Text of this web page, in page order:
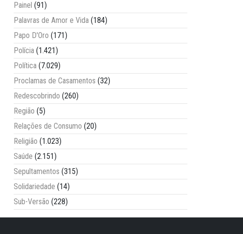
Painel (91)
Palavras de Amor e Vida (184)
Papo D'Oro (171)
Polícia (1.421)
Política (7.029)
Proclamas de Casamentos (32)
Redescobrindo (260)
Região (5)
Relações de Consumo (20)
Religião (1.023)
Saúde (2.151)
Sepultamentos (315)
Solidariedade (14)
Sub-Versão (228)